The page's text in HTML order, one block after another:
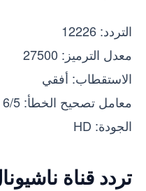
التردد: 12226
معدل الترميز: 27500
الاستقطاب: أفقي
معامل تصحيح الخطأ: 6/5
الجودة: HD
تردد قناة